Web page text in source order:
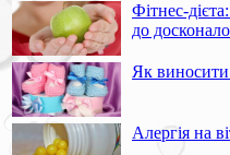
Фітнес-
до
Як
Алергія на